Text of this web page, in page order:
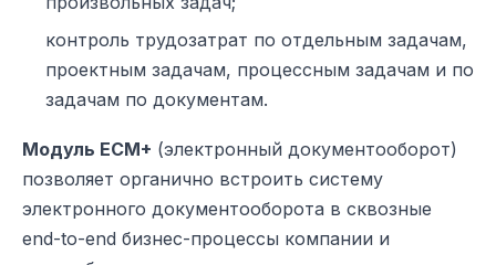
контроль трудозатрат по отдельным задачам,
проектным задачам, процессным задачам и по
задачам по документам.
Модуль ECM+ (электронный документооборот)
позволяет органично встроить систему
электронного документооборота в сквозные
end-to-end бизнес-процессы компании и